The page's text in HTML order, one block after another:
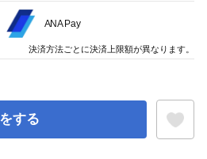
する
ANA Pay
決済方法ごとに決済上限額が異なります。